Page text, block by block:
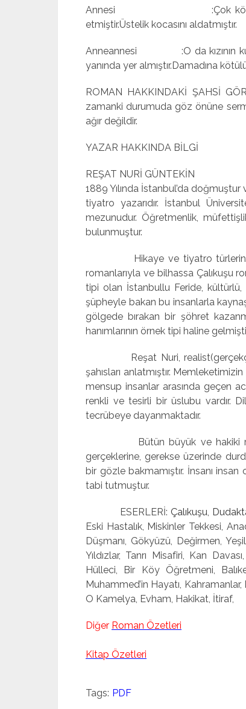
Annesi :Çok kötü birisi
etmiştir.Üstelik kocasını aldatmıştır.
Anneannesi :O da kızının
yanında yer almıştır.Damadına
ROMAN HAKKINDAKİ ŞAHSİ
zamanki durumuda göz önüne
ağır değildir.
YAZAR HAKKINDA
REŞAT NURİ GÜNTEKİN
1889 Yılında İstanbul’da
tiyatro yazarıdır. İstanbul
mezunudur. Öğretmenlik,
bulunmuştur.
Hikaye ve tiyatro türlerinde
romanlarıyla ve bilhassa Çalıkuşu
tipi olan İstanbullu Feride,
şüpheyle bakan bu insanlarla
gölgede bırakan bir şöhret
hanımlarının örnek tipi haline
Reşat Nuri, realist(gerçekçi) bir
şahısları anlatmıştır.
mensup insanlar arasında geçen
renkli ve tesirli bir üslubu vardır.
tecrübeye dayanmaktadır.
Bütün büyük ve hakiki
gerçeklerine, gerekse üzerinde
bir gözle bakmamıştır. İnsanı
tabi tutmuştur.
ESERLERİ: Çalıkuşu,
Eski Hastalık, Miskinler Tekkesi,
Düşmanı, Gökyüzü, Değirmen,
Yıldızlar, Tanrı Misafiri, Kan
Hülleci, Bir Köy Öğretmeni,
Muhammed’in Hayatı,
O Kamelya, Evham, Hakikat, İtiraf,
Diğer Roman Özetleri
Kitap Özetleri
Tags: PDF